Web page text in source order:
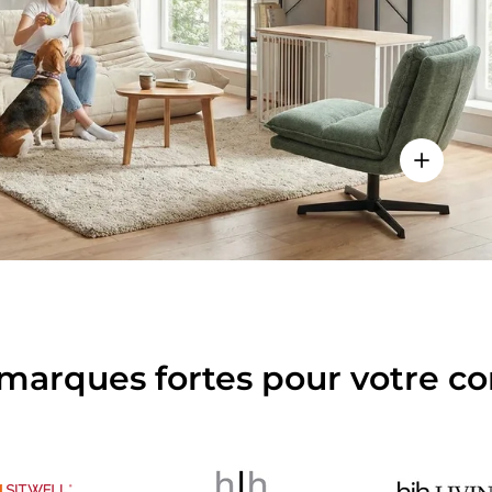
Voir les
détails
fortes pour votre